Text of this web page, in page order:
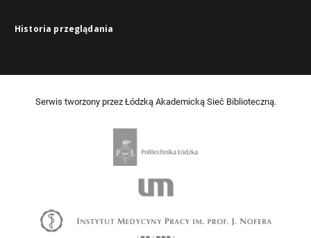
Historia przeglądania
Serwis tworzony przez Łódzką Akademicką Sieć Biblioteczną.